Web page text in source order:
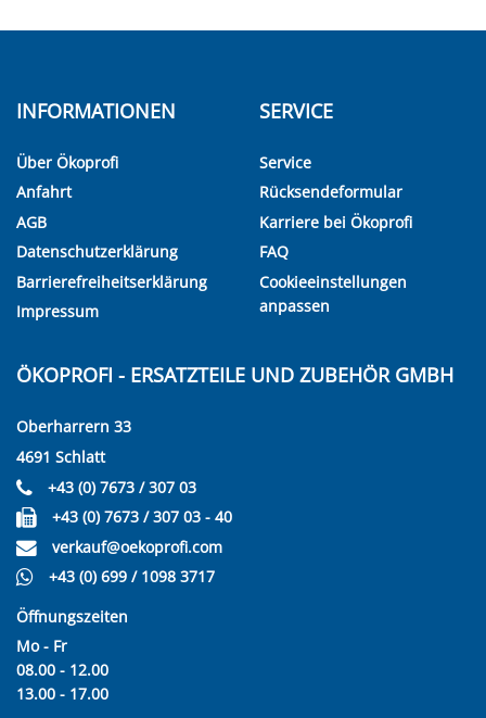
INFORMATIONEN
Über Ökoprofi
Anfahrt
AGB
Datenschutzerklärung
Barrierefreiheitserklärung
Impressum
SERVICE
Service
Rücksendeformular
Karriere bei Ökoprofi
FAQ
Cookieeinstellungen
anpassen
ÖKOPROFI - ERSATZTEILE UND ZUBEHÖR GMBH
Oberharrern 33
4691 Schlatt
+43 (0) 7673 / 307 03
+43 (0) 7673 / 307 03 - 40
verkauf@oekoprofi.com
+43 (0) 699 / 1098 3717
Öffnungszeiten
Mo - Fr
08.00 - 12.00
13.00 - 17.00